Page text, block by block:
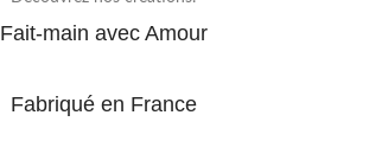
Fait-main avec Amour
Fabriqué en France